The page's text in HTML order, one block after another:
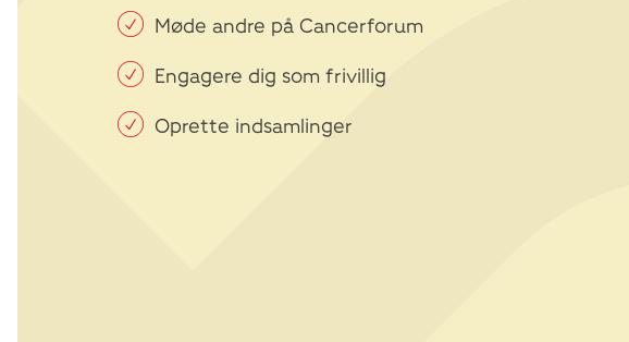
Møde andre på Cancerforum
Engagere dig som frivillig
Oprette indsamlinger